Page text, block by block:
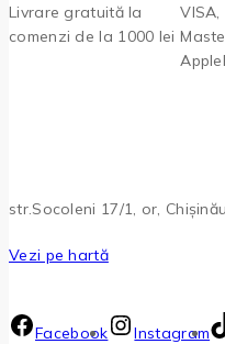
Livrare gratuită la
comenzi de la 1000 lei
VISA,
str.Socoleni 17/1, or,
Vezi pe hartă
Facebook Instagram